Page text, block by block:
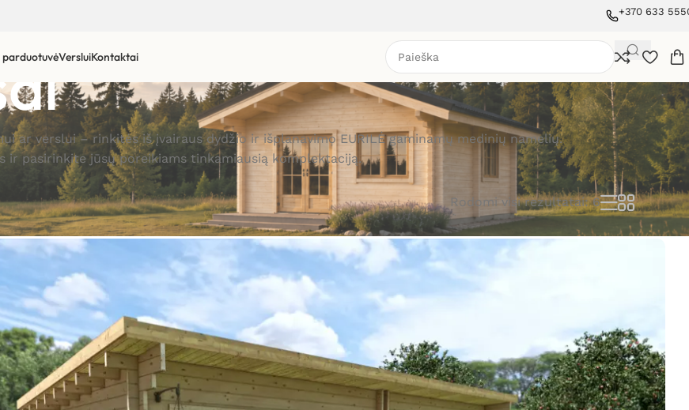
+370 633
parduotuvėVersluiKontaktai
ar verslui – rinkitės iš įvairaus dydžio ir išplanavimo EURILĖ gaminamų medinių namelių.
ir pasirinkite jūsų poreikiams tinkamiausią komplektaciją.
Rodomi visi rezultatai: 6